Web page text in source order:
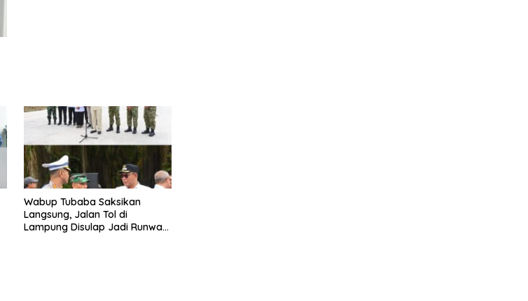
Wabup Tubaba Saksikan
Langsung, Jalan Tol di
Lampung Disulap Jadi Runway